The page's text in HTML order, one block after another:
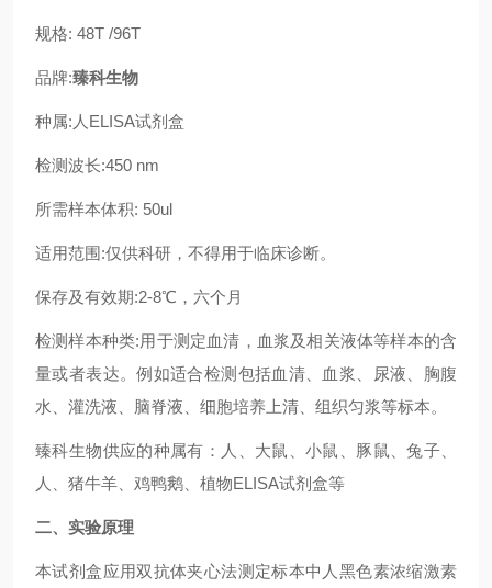
规格: 48T /96T
品牌:臻科生物
种属:人ELISA试剂盒
检测波长:450 nm
所需样本体积: 50ul
适用范围:仅供科研，不得用于临床诊断。
保存及有效期:2-8℃，六个月
检测样本种类:用于测定血清，血浆及相关液体等样本的含
量或者表达。例如适合检测包括血清、血浆、尿液、胸腹
水、灌洗液、脑脊液、细胞培养上清、组织匀浆等标本。
臻科生物供应的种属有：人、大鼠、小鼠、豚鼠、兔子、
人、猪牛羊、鸡鸭鹅、植物ELISA试剂盒等
二、实验原理
本试剂盒应用双抗体夹心法测定标本中人 黑色素浓缩激素